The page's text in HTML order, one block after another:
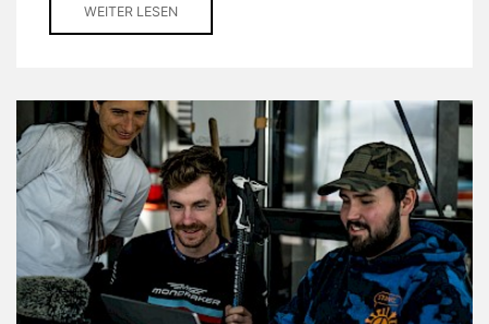
WEITER LESEN